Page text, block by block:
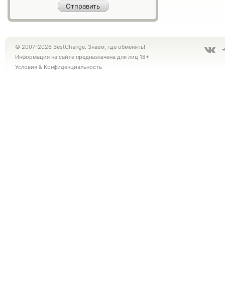
© 2007-2026 BestChange. Знаем, где обменять!
Информация на сайте предназначена для лиц 18+
Условия & Конфиденциальность